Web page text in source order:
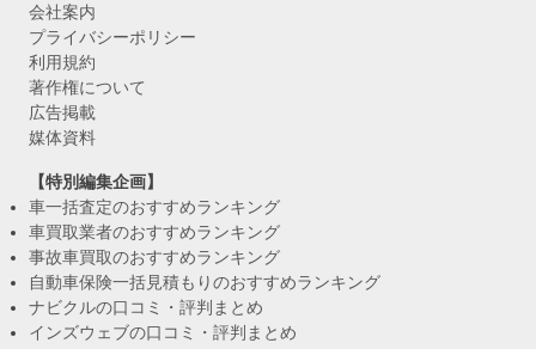
会社案内
プライバシーポリシー
利用規約
著作権について
広告掲載
媒体資料
【特別編集企画】
車一括査定のおすすめランキング
車買取業者のおすすめランキング
事故車買取のおすすめランキング
自動車保険一括見積もりのおすすめランキング
ナビクルの口コミ・評判まとめ
インズウェブの口コミ・評判まとめ